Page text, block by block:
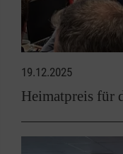
19.12.2025
Heimatpreis für